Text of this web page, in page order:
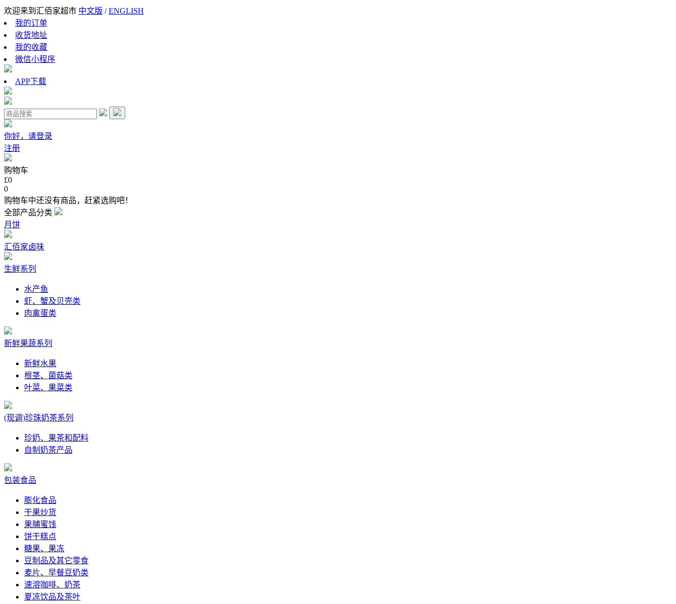
欢迎来到汇佰家超市 中文版 /ENGLISH
我的订单
收货地址
我的收藏
微信小程序
APP下载
你好，请登录
注册
购物车
£0
0
购物车中还没有商品，赶紧选购吧！
全部产品分类
月饼
汇佰家卤味
生鲜系列
水产鱼
虾、蟹及贝壳类
肉禽蛋类
新鲜果蔬系列
新鲜水果
根茎、菌菇类
叶菜、果菜类
(现调)珍珠奶茶系列
珍奶、果茶和配料
自制奶茶产品
包装食品
膨化食品
干果炒货
果脯蜜饯
饼干糕点
糖果、果冻
豆制品及其它零食
麦片、早餐豆奶类
速溶咖啡、奶茶
夏凉饮品及茶叶